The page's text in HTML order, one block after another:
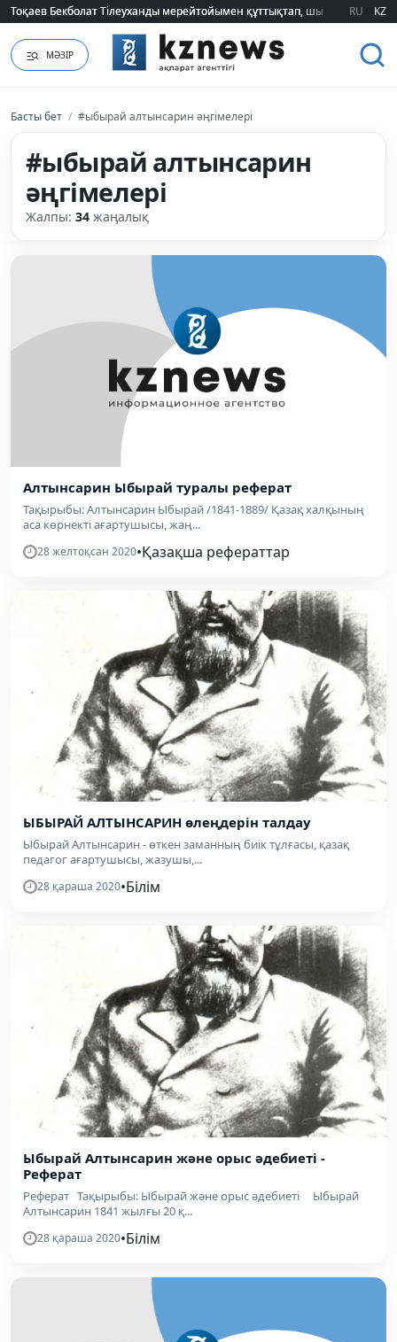
2026 жылғы білім грантын иеленгендердің тізімі жарияланды (ТІЗІМ)
RU KZ
МӘЗІР
Басты бет / #ыбырай алтынсарин әңгімелері
#ыбырай алтынсарин
әңгімелері
Жалпы: 34 жаңалық
Алтынсарин Ыбырай туралы реферат
Тақырыбы: Алтынсарин Ыбырай /1841-1889/ Қазақ халқының
аса көрнекті ағартушысы, жаң...
28 желтоқсан 2020•Қазақша рефераттар
ЫБЫРАЙ АЛТЫНСАРИН өлеңдерін талдау
Ыбырай Алтынсарин - өткен заманның биік тұлғасы, қазақ
педагог ағартушысы, жазушы,...
28 қараша 2020•Білім
Ыбырай Алтынсарин және орыс әдебиеті -
Реферат
Реферат Тақырыбы: Ыбырай және орыс әдебиеті Ыбырай
Алтынсарин 1841 жылғы 20 қ...
28 қараша 2020•Білім